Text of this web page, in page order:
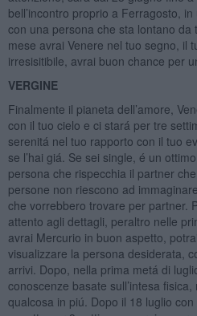
bell’incontro proprio a Ferragosto,
con una persona che sta lontano da
mese avrai Venere nel tuo segno, il
irresisitibile, avrai buon chance per
VERGINE
Finalmente il pianeta dell’amore,
con il tuo cielo e ci stará per tre
serenitá nel tuo rapporto con il tuo
se l’hai giá. Se sei single, é un
persona che rispecchia il partner
persone non riescono ad
che vorrebbero trovare per partner.
attento agli dettagli, peraltro nelle
avrai Mercurio in buon aspetto,
visualizzare la persona desiderata,
arrivi. Dopo, nella prima metá di
conoscenze basate sull’intesa
qualcosa in piú. Dopo il 18 luglio